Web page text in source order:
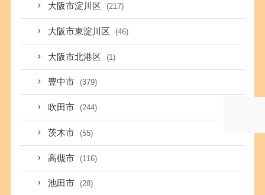
大阪市淀川区 (217)
大阪市東淀川区 (46)
大阪市北港区 (1)
豊中市 (379)
吹田市 (244)
茨木市 (55)
高槻市 (116)
池田市 (28)